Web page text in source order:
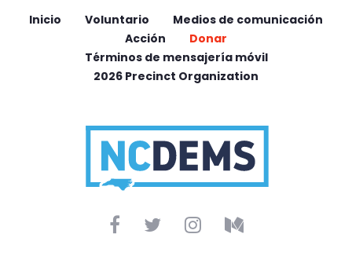
Inicio Voluntario
Medios de comunicación
Acción
Donar
Términos de mensajería móvil
2026 Precinct Organization